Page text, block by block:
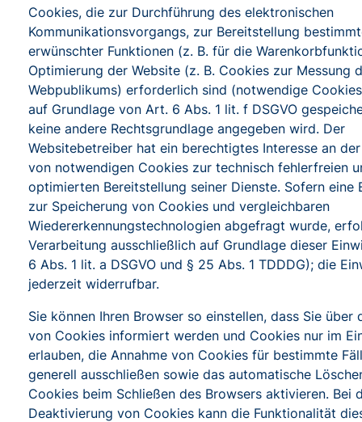
Cookies, die zur Durchführung des elektronischen
Kommunikationsvorgangs, zur Bereitstellung
erwünschter Funktionen (z. B. für die
Optimierung der Website (z. B. Cookies zur Messung
Webpublikums) erforderlich sind (notwendige
auf Grundlage von Art. 6 Abs. 1 lit. f DSGVO
keine andere Rechtsgrundlage angegeben wird. Der
Websitebetreiber hat ein berechtigtes Interesse an
von notwendigen Cookies zur technisch fehlerfreien
optimierten Bereitstellung seiner Dienste. Sofern eine
zur Speicherung von Cookies und vergleichbaren
Wiedererkennungstechnologien abgefragt wurde,
Verarbeitung ausschließlich auf Grundlage dieser
6 Abs. 1 lit. a DSGVO und § 25 Abs. 1 TDDDG); die
jederzeit widerrufbar.
Sie können Ihren Browser so einstellen, dass Sie über
von Cookies informiert werden und Cookies nur im
erlauben, die Annahme von Cookies für bestimmte
generell ausschließen sowie das automatische
Cookies beim Schließen des Browsers aktivieren. Bei
Deaktivierung von Cookies kann die Funktionalität